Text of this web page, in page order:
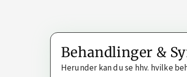
Behandlinger &
Herunder kan du se hhv. hvilke